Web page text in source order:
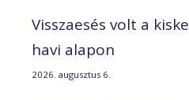
Visszaesés volt a
havi alapon
2026. augusztus 6.